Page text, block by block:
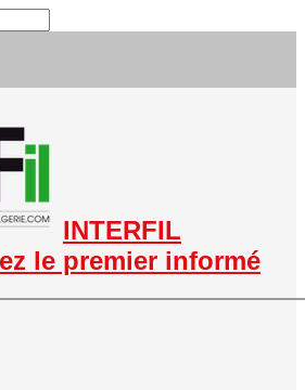
INTERFIL
le premier informé